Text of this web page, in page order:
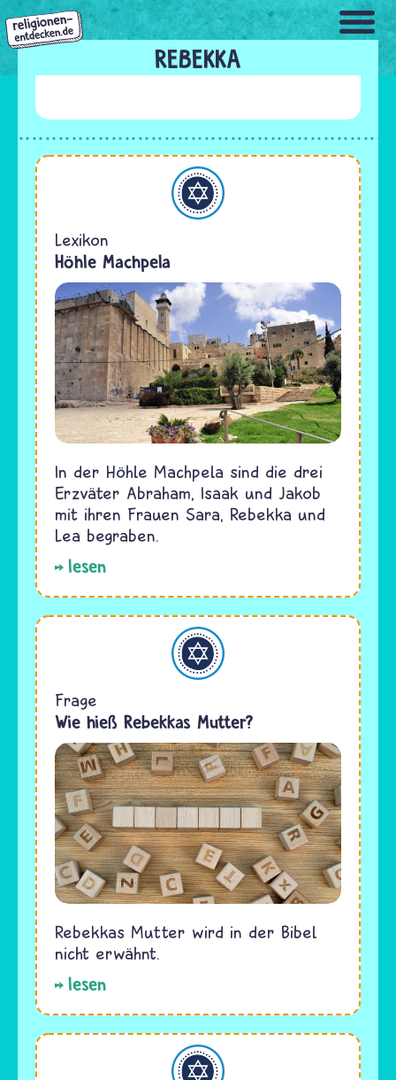
Direkt
zum
Inhalt
REBEKKA
Judentum
Lexikon
Höhle Machpela
In der Höhle Machpela sind die drei
Erzväter Abraham, Isaak und Jakob
mit ihren Frauen Sara, Rebekka und
Lea begraben.
lesen
Judentum
Frage
Wie hieß Rebekkas Mutter?
Rebekkas Mutter wird in der Bibel
nicht erwähnt.
lesen
Judentum